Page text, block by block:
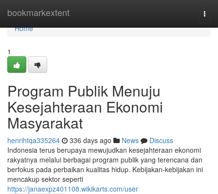
bookmarkextent
Home
Home
1
Program Publik Menuju
Kesejahteraan Ekonomi
Masyarakat
henrihtqa335264 336 days ago News
Discuss
Indonesia terus berupaya mewujudkan kesejahteraan ekonomi
rakyatnya melalui berbagai program publik yang terencana dan
berfokus pada perbaikan kualitas hidup. Kebijakan-kebijakan ini
mencakup sektor seperti
https://janaexpz401108.wikikarts.com/user